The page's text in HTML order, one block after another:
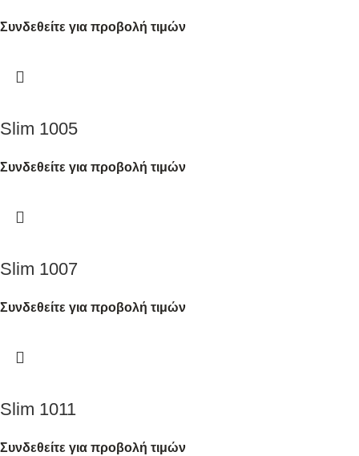
Συνδεθείτε για προβολή τιμών
Slim 1005
Συνδεθείτε για προβολή τιμών
Slim 1007
Συνδεθείτε για προβολή τιμών
Slim 1011
Συνδεθείτε για προβολή τιμών